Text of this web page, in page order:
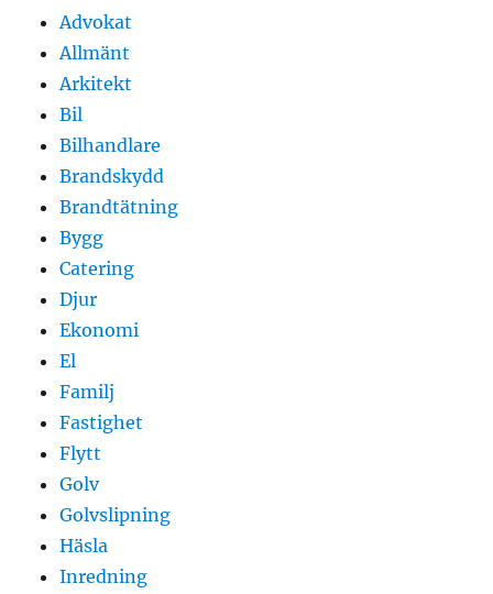
Advokat
Allmänt
Arkitekt
Bil
Bilhandlare
Brandskydd
Brandtätning
Bygg
Catering
Djur
Ekonomi
El
Familj
Fastighet
Flytt
Golv
Golvslipning
Häsla
Inredning